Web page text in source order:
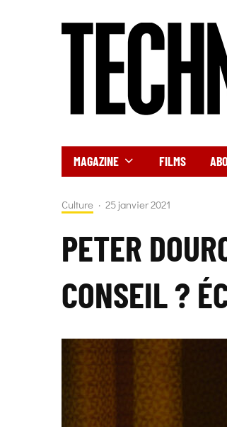
MAGAZINE FILMS
Culture · 25 janvier 2021
PETER
CONSEIL ?